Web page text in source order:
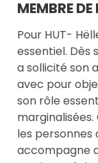
MEMBRE
Pour HUT-
essentiel. Dès
a sollicité son
avec pour
son rôle
les personnes
accompagne